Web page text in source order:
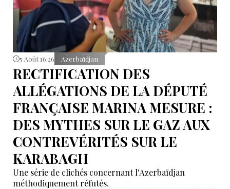
5 Août 16:26 Azerbaïdjan
RECTIFICATION DES
ALLÉGATIONS DE LA DÉPUTÉ
FRANÇAISE MARINA MESURE :
DES MYTHES SUR LE GAZ AUX
CONTREVÉRITÉS SUR LE
KARABAGH
Une série de clichés concernant l'Azerbaïdjan
méthodiquement réfutés.